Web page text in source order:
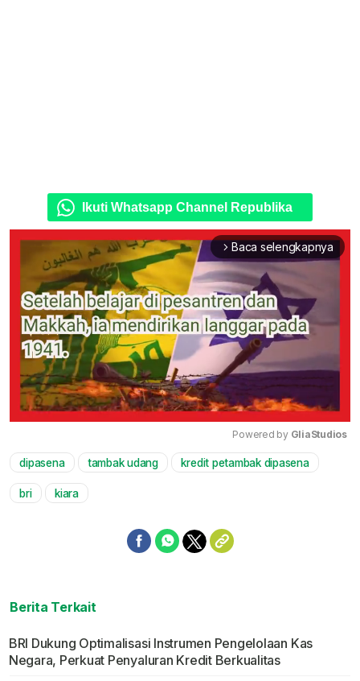
Ikuti Whatsapp Channel Republika
arrow_forward_ios Baca selengkapnya
Mute
Powered by GliaStudios
dipasena tambak udang kredit petambak dipasena
bri kiara
Berita Terkait
BRI Dukung Optimalisasi Instrumen Pengelolaan Kas
Negara, Perkuat Penyaluran Kredit Berkualitas